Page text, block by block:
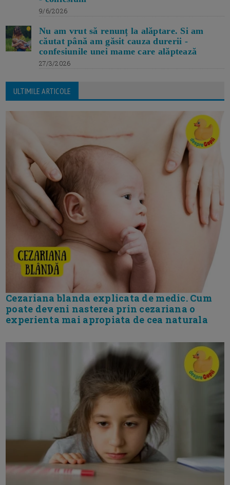
9/6/2026
Nu am vrut să renunț la alăptare. Si am
căutat până am găsit cauza durerii -
confesiunile unei mame care alăptează
27/3/2026
ULTIMILE ARTICOLE
Cezariana blanda explicata de medic. Cum
poate deveni nasterea prin cezariana o
experienta mai apropiata de cea naturala